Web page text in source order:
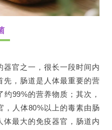
器官之一，很长一段时间内
先，肠道是人体最重要的营
99%的营养物质；其次，
，人体80%以上的毒素由肠
体最大的免疫器官，肠道内